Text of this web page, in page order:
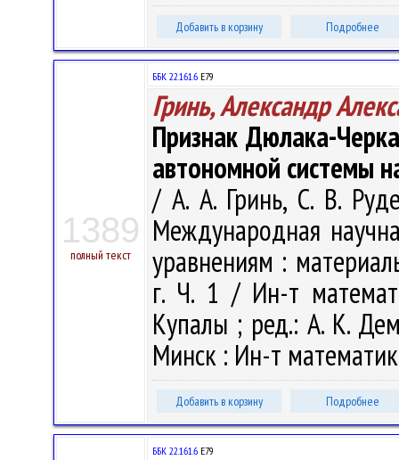
Добавить в корзину Подробнее
1389
полный текст
ББК 22.161.6 Е79
Гринь, Александр
Признак Дюлака-
автономной системы
/ А. А. Гринь, С. В.
Международная
уравнениям :
г. Ч. 1 / Ин-т
Купалы ; ред.: А. К.
Минск : Ин-т
Добавить в корзину Подробнее
ББК 22.161.6 Е79